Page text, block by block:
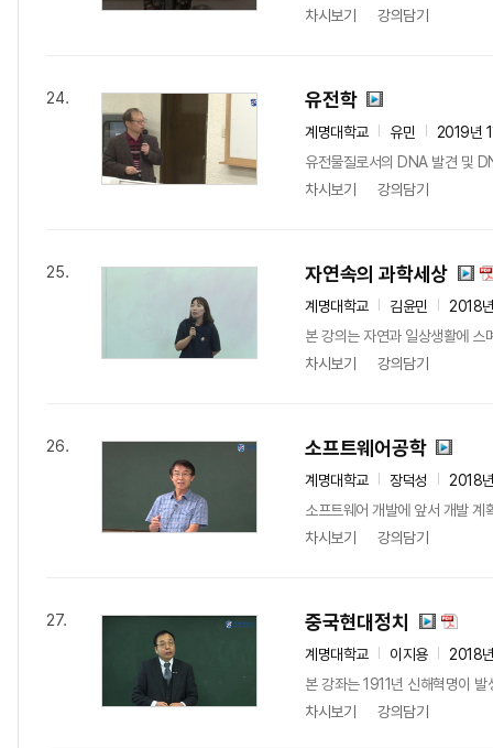
차시보기
강의담기
24. 유전학
계명대학교 유민
2019년
유전물질로서의 DNA 발견 및
차시보기
강의담기
25. 자연속의 과학세상
계명대학교 김윤민
2018
본 강의는 자연과 일상생활에 스
차시보기
강의담기
26. 소프트웨어공학
계명대학교 장덕성
2018
소프트웨어 개발에 앞서 개발
차시보기
강의담기
27. 중국현대정치
계명대학교 이지용
2018
본 강좌는 1911년 신해혁명이
차시보기
강의담기